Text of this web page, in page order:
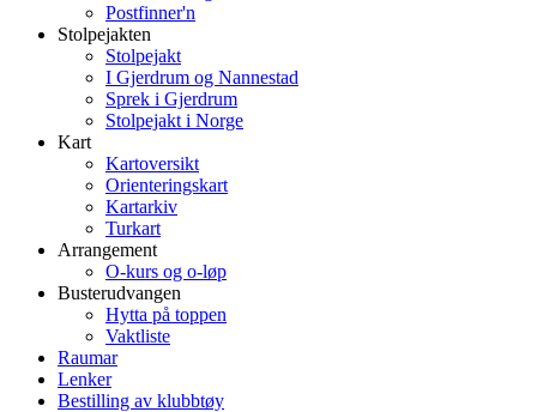
Postfinner'n
Stolpejakten
Stolpejakt
I Gjerdrum og Nannestad
Sprek i Gjerdrum
Stolpejakt i Norge
Kart
Kartoversikt
Orienteringskart
Kartarkiv
Turkart
Arrangement
O-kurs og o-løp
Busterudvangen
Hytta på toppen
Vaktliste
Raumar
Lenker
Bestilling av klubbtøy